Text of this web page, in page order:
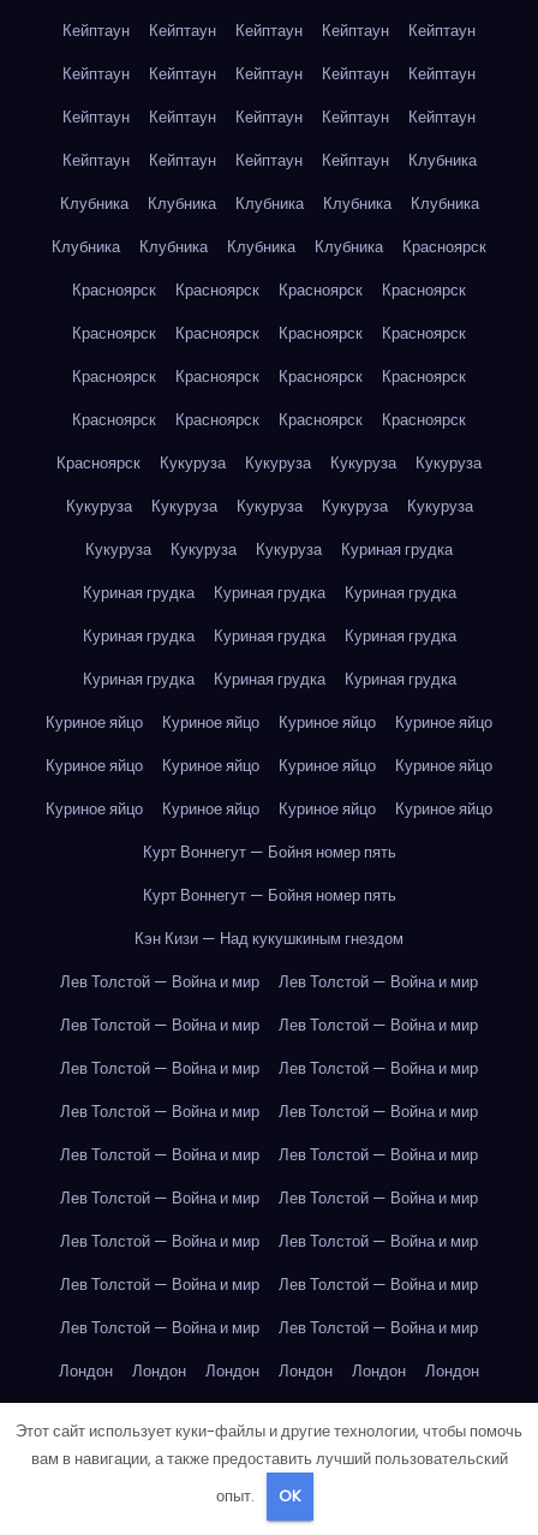
Кейптаун
Кейптаун Кейптаун Кейптаун
Кейптаун
Кейптаун
Кейптаун Кейптаун Кейптаун
Кейптаун
Кейптаун
Кейптаун Кейптаун Кейптаун
Кейптаун
Кейптаун
Кейптаун Кейптаун Кейптаун
Клубника
Клубника
Клубника Клубника Клубника
Клубника
Клубника
Клубника Клубника Клубника
Красноярск
Красноярск
Красноярск Красноярск
Красноярск
Красноярск
Красноярск Красноярск
Красноярск
Красноярск
Красноярск Красноярск
Красноярск
Красноярск
Красноярск Красноярск
Красноярск
Красноярск
Кукуруза Кукуруза Кукуруза
Кукуруза
Кукуруза
Кукуруза Кукуруза Кукуруза
Кукуруза
Кукуруза
Кукуруза Кукуруза
Куриная грудка
Куриная грудка
Куриная грудка
Куриная грудка
Куриная грудка
Куриная грудка
Куриная грудка
Куриная грудка
Куриная грудка
Куриная грудка
Куриное яйцо
Куриное яйцо Куриное яйцо
Куриное яйцо
Куриное яйцо
Куриное яйцо Куриное яйцо
Куриное яйцо
Куриное яйцо
Куриное яйцо Куриное яйцо
Куриное яйцо
Курт Воннегут — Бойня номер пять
Курт Воннегут — Бойня номер пять
Кэн Кизи — Над кукушкиным гнездом
Лев Толстой — Война и мир
Лев Толстой — Война и мир
Лев Толстой — Война и мир
Лев Толстой — Война и мир
Лев Толстой — Война и мир
Лев Толстой — Война и мир
Лев Толстой — Война и мир
Лев Толстой — Война и мир
Лев Толстой — Война и мир
Лев Толстой — Война и мир
Лев Толстой — Война и мир
Лев Толстой — Война и мир
Лев Толстой — Война и мир
Лев Толстой — Война и мир
Лев Толстой — Война и мир
Лев Толстой — Война и мир
Лев Толстой — Война и мир
Лев Толстой — Война и мир
Лондон
Лондон Лондон Лондон Лондон
Лондон
Лондон
Лондон Лондон Лондон Лондон
Лондон
Лондон Лондон
Этот сайт использует куки-файлы и другие технологии, чтобы помочь
вам в навигации, а также предоставить лучший пользовательский
опыт.
OK